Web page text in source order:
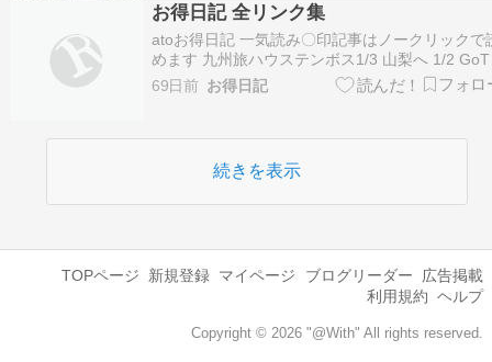
て、 リバーサイドに戻り、5年生の練習試合を見
学…
お得日記 全リンク集
atoお得日記 一気読み〇印記事はノークリックで
めます 九州旅ハウステンボス1/3 山梨へ 1/2
函舘全集1/3 ato３ドライブ1/3 トレインビューの
集 サフィール乗りた～い 1/2 GoTo 函館 全集1/3
69日前 お得日記
続きを表示
TOPページ 新規登録 マイページ ブログリーダー
広告掲載
利用規約 ヘルプ
Copyright © 2026 "@With" All rights reserved.